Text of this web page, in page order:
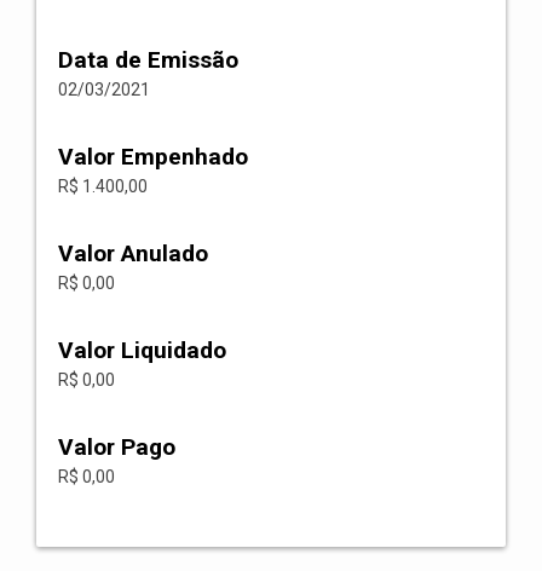
Data de Emissão
02/03/2021
Valor Empenhado
R$ 1.400,00
Valor Anulado
R$ 0,00
Valor Liquidado
R$ 0,00
Valor Pago
R$ 0,00